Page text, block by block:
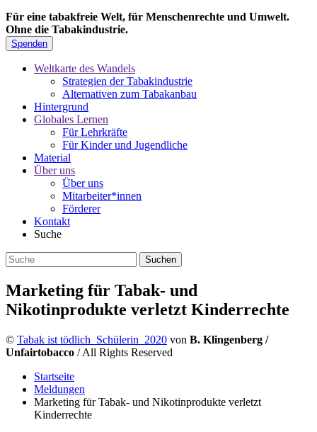
Für eine tabakfreie Welt, für Menschenrechte und Umwelt.
Ohne die Tabakindustrie.
Spenden
Weltkarte des Wandels
Strategien der Tabakindustrie
Alternativen zum Tabakanbau
Hintergrund
Globales Lernen
Für Lehrkräfte
Für Kinder und Jugendliche
Material
Über uns
Über uns
Mitarbeiter*innen
Förderer
Kontakt
Suche
Marketing für Tabak- und
Nikotinprodukte verletzt Kinderrechte
© Tabak ist tödlich_Schülerin_2020 von B. Klingenberg /
Unfairtobacco / All Rights Reserved
Startseite
Meldungen
Marketing für Tabak- und Nikotinprodukte verletzt
Kinderrechte